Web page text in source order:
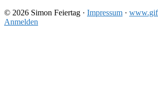
© 2026 Simon Feiertag · Impressum ·
Anmelden